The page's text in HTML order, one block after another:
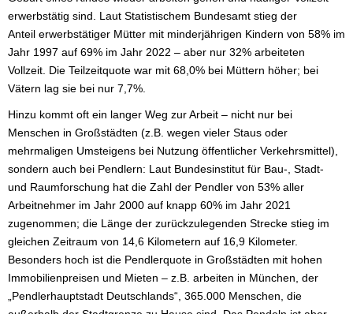
erwerbstätig sind. Laut Statistischem Bundesamt stieg der
Anteil erwerbstätiger Mütter mit minderjährigen Kindern von 58% im
Jahr 1997 auf 69% im Jahr 2022 – aber nur 32% arbeiteten
Vollzeit. Die Teilzeitquote war mit 68,0% bei Müttern höher; bei
Vätern lag sie bei nur 7,7%.
Hinzu kommt oft ein langer Weg zur Arbeit – nicht nur bei
Menschen in Großstädten (z.B. wegen vieler Staus oder
mehrmaligen Umsteigens bei Nutzung öffentlicher Verkehrsmittel),
sondern auch bei Pendlern: Laut Bundesinstitut für Bau-, Stadt-
und Raumforschung hat die Zahl der Pendler von 53% aller
Arbeitnehmer im Jahr 2000 auf knapp 60% im Jahr 2021
zugenommen; die Länge der zurückzulegenden Strecke stieg im
gleichen Zeitraum von 14,6 Kilometern auf 16,9 Kilometer.
Besonders hoch ist die Pendlerquote in Großstädten mit hohen
Immobilienpreisen und Mieten – z.B. arbeiten in München, der
„Pendlerhauptstadt Deutschlands“, 365.000 Menschen, die